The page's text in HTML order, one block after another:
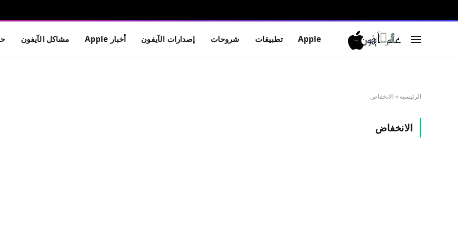
Apple تطبيقات شروحات إصدارات الآيفون أخبار Apple مشاكل الآيفون
الرئيسية » الانخفاض
الانخفاض